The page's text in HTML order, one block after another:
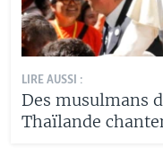
LIRE AUSSI :
Des musulmans
Thaïlande